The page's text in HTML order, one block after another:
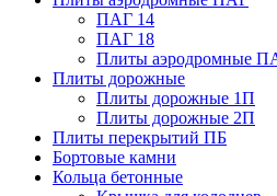
ПАГ 14
ПАГ 18
Плиты аэродромные
Плиты дорожные
Плиты дорожные 1П
Плиты дорожные 2П
Плиты перекрытий ПБ
Бортовые камни
Кольца бетонные